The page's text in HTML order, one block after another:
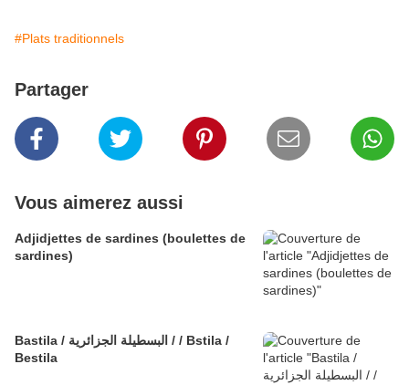
#Plats traditionnels
Partager
Vous aimerez aussi
Adjidjettes de sardines (boulettes de
sardines)
Bastila / البسطيلة الجزائرية / / Bstila /
Bestila